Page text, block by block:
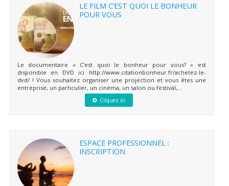
LE FILM C’EST QUOI LE BONHEUR
POUR VOUS
Le documentaire « C’est quoi le bonheur pour vous? » est
disponible en DVD ici http://www.citationbonheur.fr/achetez-le-
dvd/ ! Vous souhaitez organiser une projection et vous êtes une
entreprise, un particulier, un cinéma, un salon ou festival,...
Cliquez ici
ESPACE PROFESSIONNEL :
INSCRIPTION